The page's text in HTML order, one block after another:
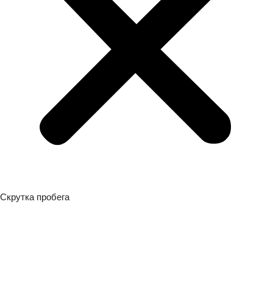
Скрутка пробега